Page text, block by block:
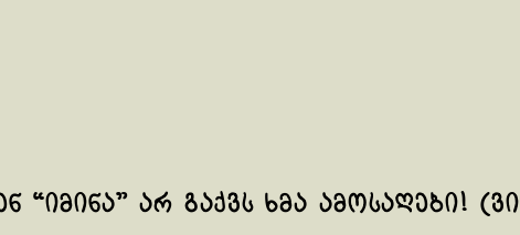
“იმინა” არ გაქვს ხმა ამოსაღები!